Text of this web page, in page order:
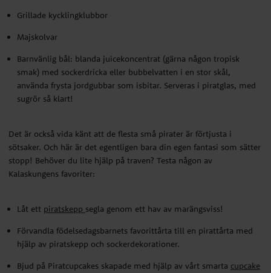
Det är också vida känt att de flesta små pirater är förtjusta i
sötsaker. Och här är det egentligen bara din egen fantasi som sätter
Kalaskungens favoriter:
Låt ettpiratskepp
hjälp avpiratskeppochsockerdekorationer.
Bjud på Piratcupcakes skapade med hjälp av vårt smarta
Uppgradera buffébordet genom sticka ner grillspetten i en
ananas eller en melon. Ett enkelt, men roligt inslag som garanterat
kommer att uppskattas av barnen!
Grillade kycklingklubbor
Majskolvar
Barnvänlig bål: blanda juicekoncentrat (gärna någon tropisk
smak) med sockerdricka eller bubbelvatten i en stor skål,
använda frysta jordgubbar som isbitar. Serveras i piratglas, med
sugrör så klart!
Det är också vida känt att de flesta små pirater är förtjusta i
sötsaker. Och här är det egentligen bara din egen fantasi som sätter
stopp! Behöver du lite hjälp på traven? Testa någon av
Kalaskungens favoriter:
Låt ett piratskepp segla genom ett hav av marängsviss!
Förvandla födelsedagsbarnets favorittårta till en pirattårta med
hjälp av piratskepp och sockerdekorationer.
Bjud på Piratcupcakes skapade med hjälp av vårt smarta cupcake